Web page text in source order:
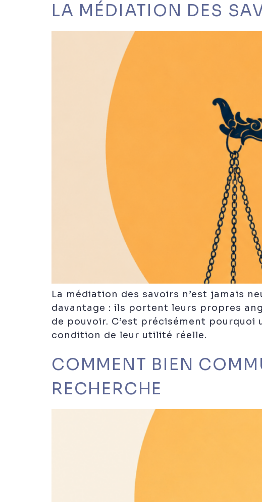
LA MÉDIATION DES
La médiation des savoirs n’est jamais
davantage : ils portent leurs propres
de pouvoir. C’est précisément pourquoi
condition de leur utilité réelle.
COMMENT BIEN
RECHERCHE